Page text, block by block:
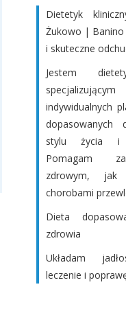
Dietetyk
Żukowo | Banino
i skuteczne
Jestem
indywidualnych
stylu życia i
Pomagam
zdrowym,
chorobami
Dieta
zdrowia
Układam
leczenie i